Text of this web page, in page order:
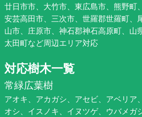
廿日市市、大竹市、東広島市、熊野町
安芸高田市、三次市、世羅郡世羅町、
山市、庄原市、神石郡神石高原町、山
太田町など周辺エリア対応
対応樹木一覧
常緑広葉樹
アオキ、アカガシ、アセビ、アベリア
オシ、イスノキ、イヌツゲ、ウバメガ